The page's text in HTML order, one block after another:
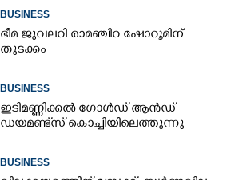
BUSINESS
ഭീമ ജുവലറി രാമഞ്ചിറ ഷോറൂമിന്
തുടക്കം
BUSINESS
ഇടിമണ്ണിക്കൽ ഗോൾഡ് ആൻഡ്
ഡയമണ്ട്സ് കൊച്ചിയിലെത്തുന്നു
BUSINESS